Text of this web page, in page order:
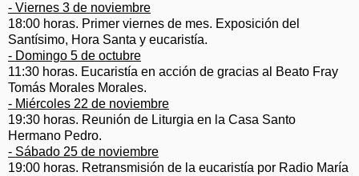
- Viernes 3 de noviembre
18:00 horas. Primer viernes de mes. Exposición del
Santísimo, Hora Santa y eucaristía.
- Domingo 5 de octubre
11:30 horas. Eucaristía en acción de gracias al Beato Fray
Tomás Morales Morales.
- Miércoles 22 de noviembre
19:30 horas. Reunión de Liturgia en la Casa Santo
Hermano Pedro.
- Sábado 25 de noviembre
19:00 horas. Retransmisión de la eucaristía por Radio María